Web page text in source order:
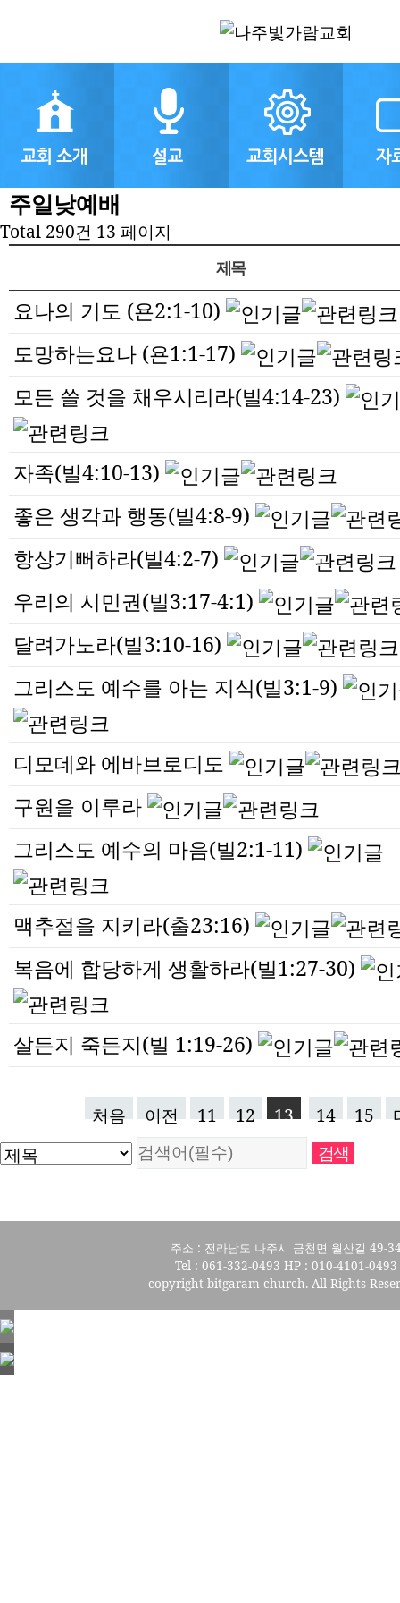
주일낮예배
Total 290건 13 페이지
제목
요나의 기도 (욘2:1-10)
도망하는요나 (욘1:1-17)
모든 쓸 것을 채우시리라(빌4:14-23)
자족(빌4:10-13)
좋은 생각과 행동(빌4:8-9)
항상기뻐하라(빌4:2-7)
우리의 시민권(빌3:17-4:1)
달려가노라(빌3:10-16)
그리스도 예수를 아는 지식(빌3:1-9)
디모데와 에바브로디도
구원을 이루라
그리스도 예수의 마음(빌2:1-11)
맥추절을 지키라(출23:16)
복음에 합당하게 생활하라(빌1:27-30)
살든지 죽든지(빌 1:19-26)
처음 이전 11 12 13 14 15
주소 : 전라남도 나주시 금천면 월산길 49-
Tel : 061-332-0493 HP : 010-4101-0493
copyright bitgaram church. All Rights